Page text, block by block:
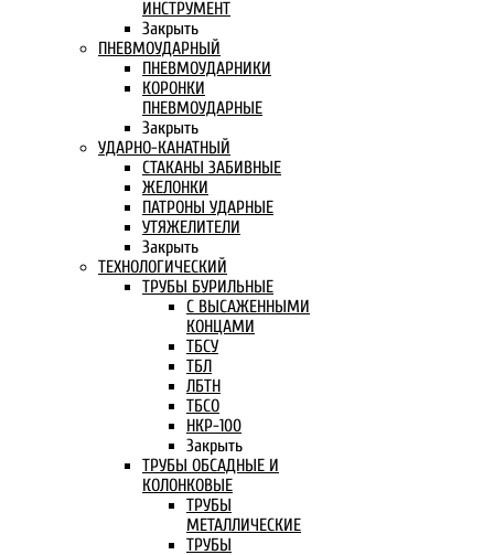
ИНСТРУМЕНТ
Закрыть
ПНЕВМОУДАРНЫЙ
ПНЕВМОУДАРНИКИ
КОРОНКИ
ПНЕВМОУДАРНЫЕ
Закрыть
УДАРНО-КАНАТНЫЙ
СТАКАНЫ ЗАБИВНЫЕ
ЖЕЛОНКИ
ПАТРОНЫ УДАРНЫЕ
УТЯЖЕЛИТЕЛИ
Закрыть
ТЕХНОЛОГИЧЕСКИЙ
ТРУБЫ БУРИЛЬНЫЕ
С ВЫСАЖЕННЫМИ
КОНЦАМИ
ТБСУ
ТБЛ
ЛБТН
ТБСО
НКР-100
Закрыть
ТРУБЫ ОБСАДНЫЕ И
КОЛОНКОВЫЕ
ТРУБЫ
МЕТАЛЛИЧЕСКИЕ
ТРУБЫ